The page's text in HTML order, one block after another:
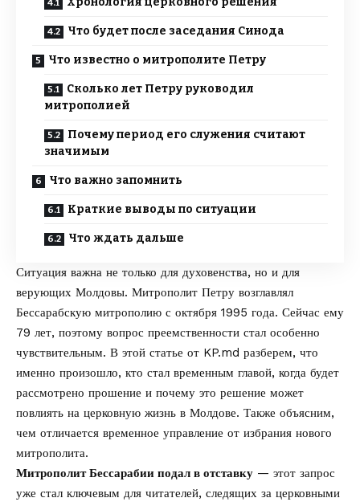
Что будет после заседания Синода
Что известно о митрополите Петру
Сколько лет Петру руководил
митрополией
Почему период его служения считают
значимым
Что важно запомнить
Краткие выводы по ситуации
Что ждать дальше
Ситуация важна не только для духовенства, но и для
верующих Молдовы. Митрополит Петру возглавлял
Бессарабскую митрополию с октября 1995 года. Сейчас ему
79 лет, поэтому вопрос преемственности стал особенно
чувствительным. В этой статье от KP.md разберем, что
именно произошло, кто стал временным главой, когда будет
рассмотрено прошение и почему это решение может
повлиять на церковную жизнь в Молдове. Также объясним,
чем отличается временное управление от избрания нового
митрополита.
Митрополит Бессарабии подал в отставку — этот запрос
уже стал ключевым для читателей, следящих за церковными